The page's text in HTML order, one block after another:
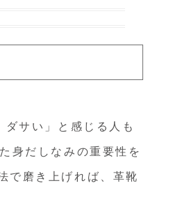
サい」と感じる人も
身だしなみの重要性を
で磨き上げれば、革靴